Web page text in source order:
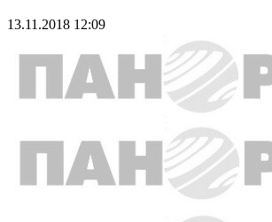
13.11.2018 12:09